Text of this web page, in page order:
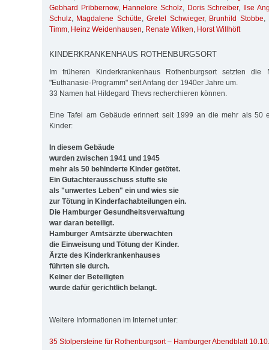
Gebhard Pribbernow, Hannelore Scholz, Doris Schreiber,
Ilse
Schulz, Magdalene Schütte,Gretel Schwieger, Brunhild Stobbe,
Timm, Heinz Weidenhausen, Renate Wilken, Horst Willhöft
KINDERKRANKENHAUS ROTHENBURGSORT
Im früheren Kinderkrankenhaus Rothenburgsort setzten die
"Euthanasie-Programm" seit Anfang der 1940er Jahre um.
33 Namen hat Hildegard Thevs recherchieren können.
Eine Tafel am Gebäude erinnert seit 1999 an die mehr als 50
Kinder:
In diesem Gebäude
wurden zwischen 1941 und 1945
mehr als 50 behinderte Kinder getötet.
Ein Gutachterausschuss stufte sie
als "unwertes Leben" ein und wies sie
zur Tötung in Kinderfachabteilungen ein.
Die Hamburger Gesundheitsverwaltung
war daran beteiligt.
Hamburger Amtsärzte überwachten
die Einweisung und Tötung der Kinder.
Ärzte des Kinderkrankenhauses
führten sie durch.
Keiner der Beteiligten
wurde dafür gerichtlich belangt.
Weitere Informationen im Internet unter:
35 Stolpersteine für Rothenburgsort – Hamburger Abendblatt